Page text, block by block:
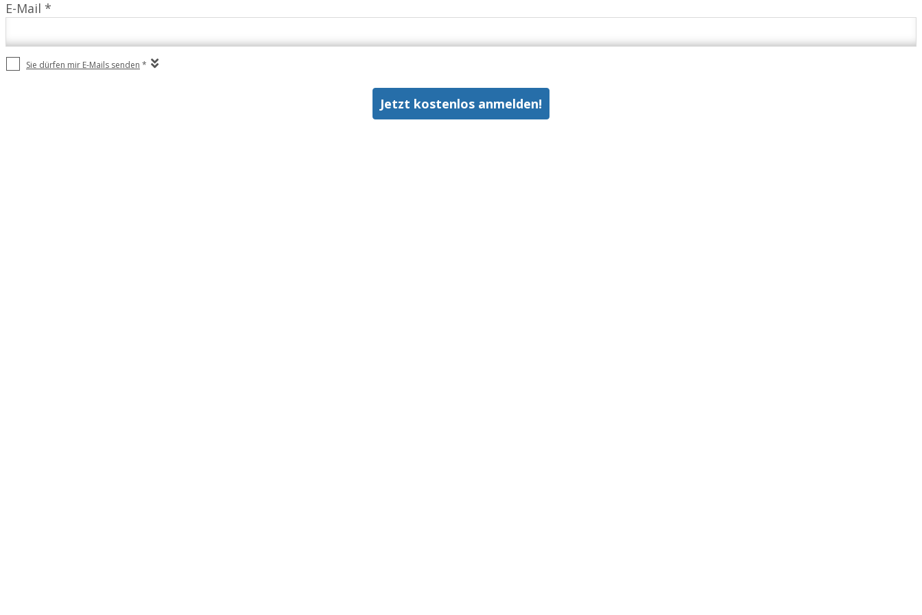
E-Mail *
Sie dürfen mir E-Mails senden *
Jetzt kostenlos anmelden!